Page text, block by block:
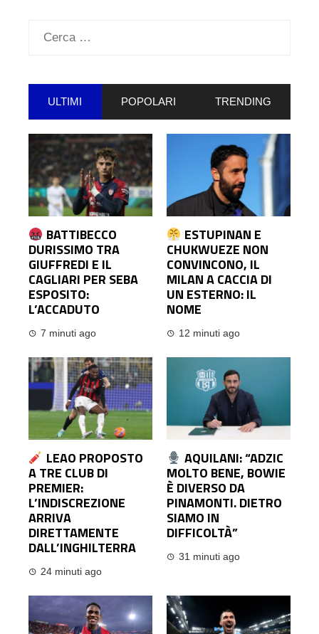
Ricerca
ULTIMI POPOLARI TRENDING
BATTIBECCO
DURISSIMO TRA
GIUFFREDI E IL
CAGLIARI PER SEBA
ESPOSITO:
L’ACCADUTO
7 minuti ago
ESTUPINAN E
CHUKWUEZE NON
CONVINCONO, IL
MILAN A CACCIA DI
UN ESTERNO: IL
NOME
12 minuti ago
LEAO PROPOSTO
A TRE CLUB DI
PREMIER:
L’INDISCREZIONE
ARRIVA
DIRETTAMENTE
DALL’INGHILTERRA
24 minuti ago
AQUILANI: “ADZIC
MOLTO BENE, BOWIE
È DIVERSO DA
PINAMONTI. DIETRO
SIAMO IN
DIFFICOLTÀ”
31 minuti ago